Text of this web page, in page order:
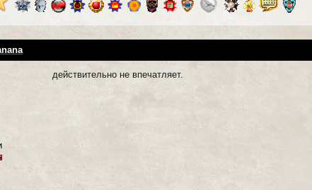
действительно не впечатляет.